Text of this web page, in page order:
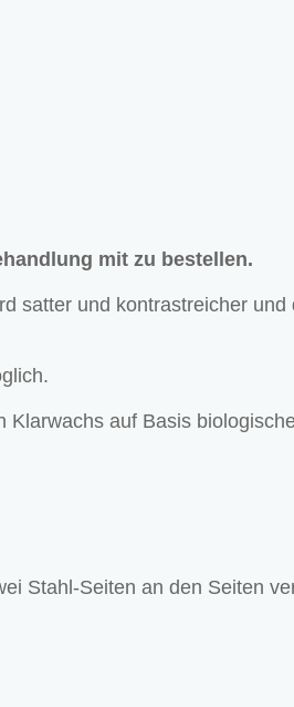
mit zu bestellen.
satter und kontrastreicher
auf Basis
Stahl-Seiten an den Seiten